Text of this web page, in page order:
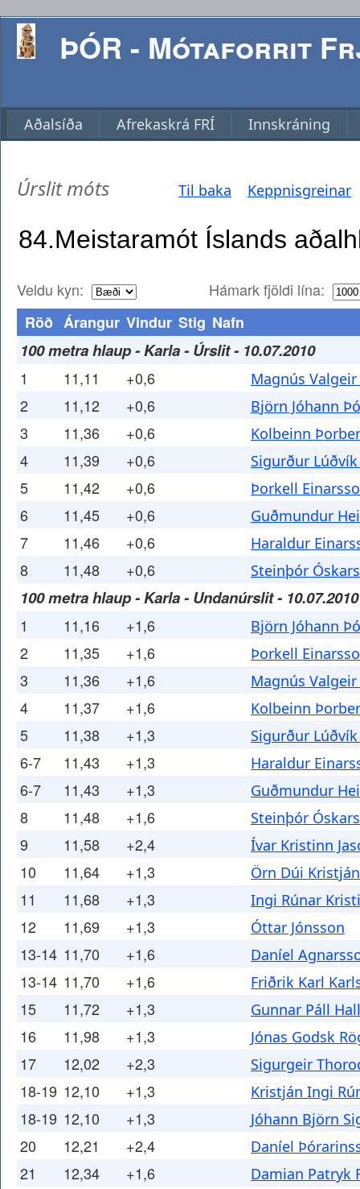
ÞÓR - Mótaforrit
Aðalsíða Afrekaskrá FRÍ Innskráning
Úrslit móts Til baka Keppnisgreinar
Veldu kyn:
Hámark fjöldi lína:
Röð Árangur Vindur Stig Nafn
100 metra hlaup - Karla - Úrslit - 10.07.2010
1 11,11 +0,6 Magnús
2 11,12 +0,6 Björn Jóhann
3 11,36 +0,6 Kolbeinn
4 11,39 +0,6 Sigurður
5 11,42 +0,6 Þorkell
6 11,45 +0,6 Guðmundur
7 11,46 +0,6 Haraldur
8 11,48 +0,6 Steinþór
100 metra hlaup - Karla - Undanúrslit - 10.07.2010
1 11,16 +1,6 Björn Jóhann
2 11,35 +1,6 Þorkell
3 11,36 +1,6 Magnús
4 11,37 +1,6 Kolbeinn
5 11,38 +1,3 Sigurður
6-7 11,43 +1,3 Haraldur
6-7 11,43 +1,3 Guðmundur
8 11,48 +1,6 Steinþór
9 11,58 +2,4 Ívar Kristinn
10 11,64 +1,3 Örn Dúi
11 11,68 +1,3 Ingi Rúnar
12 11,69 +1,3 Óttar Jónsson
13-14 11,70 +1,6 Daníel
13-14 11,70 +1,6 Friðrik Karl
15 11,72 +1,3 Gunnar Páll
16 11,98 +1,3 Jónas Godsk
17 12,02 +2,3 Sigurgeir
18-19 12,10 +1,3 Kristján Ingi
18-19 12,10 +1,3 Jóhann Björn
20 12,21 +2,4 Daníel
21 12,34 +1,6 Damian Patryk